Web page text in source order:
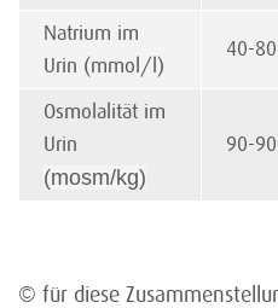
Natrium im
Urin (mmol/l)
40-80
Osmolalität im
Urin
(mosm/kg)
90-
© für diese